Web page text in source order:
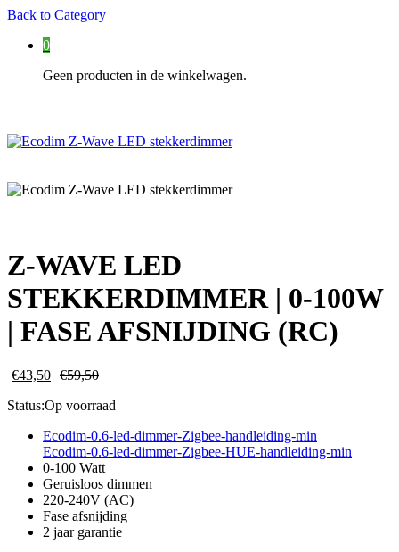
Back to Category
0
Geen producten in de winkelwagen.
Z-WAVE LED
STEKKERDIMMER | 0-100W
| FASE AFSNIJDING (RC)
€43,50 €59,50
Status:Op voorraad
Ecodim-0.6-led-dimmer-Zigbee-handleiding-min
Ecodim-0.6-led-dimmer-Zigbee-HUE-handleiding-min
0-100 Watt
Geruisloos dimmen
220-240V (AC)
Fase afsnijding
2 jaar garantie